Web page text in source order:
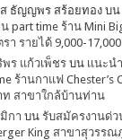
ธัญญพร สร้อยทองบน
part time ร้าน Mini
า รายได้ 9,000-17,000
พร แก้วเพ็ชรบน เเนะน
ร้านกาแฟ Chester’s
ท สาขาใกล้บ้านท่าน
กา บน รับสมัครงานด่
King สาขาสุวรร